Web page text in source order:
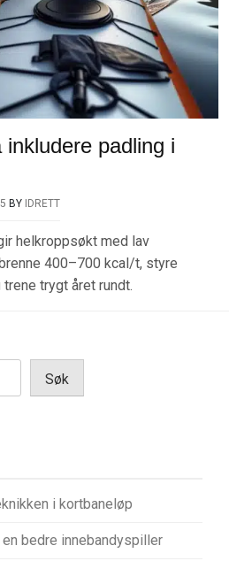
padling i
BY IDRETT
helkroppsøkt med lav
400–700 kcal/t, styre
trygt året rundt.
Søk
i kortbaneløp
bedre innebandyspiller